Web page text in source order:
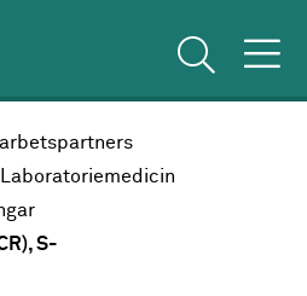
Laboratoriemedicin
S-